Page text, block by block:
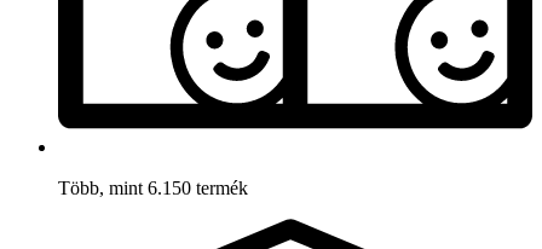
Több, mint 6.150 termék